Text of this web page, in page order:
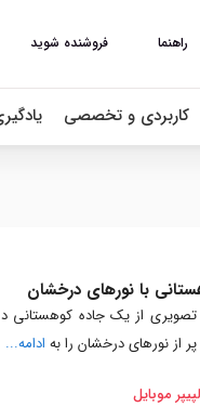
راهنما فروشنده شوید
کاربردی و تخصصی
با نورهای درخشان
تصویری از یک جاده کوهستانی
از نورهای درخشان را به ادامه...
موبایل